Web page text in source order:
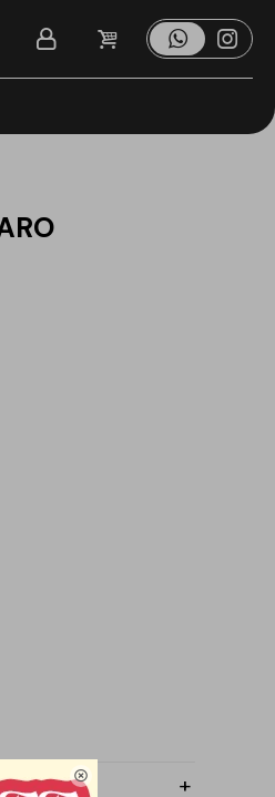
